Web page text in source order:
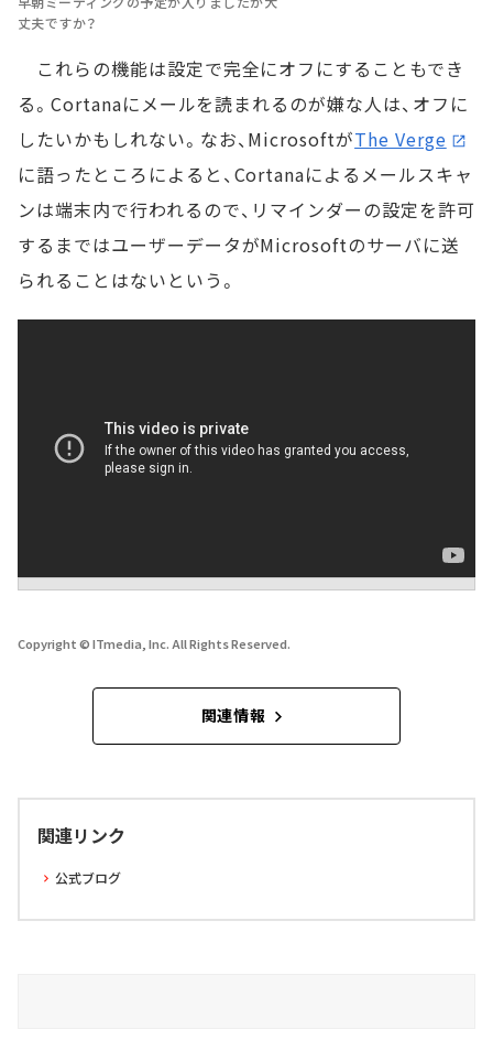
丈夫ですか？
これらの機能は設定で完全にオフにすることもでき
る。Cortanaにメールを読まれるのが嫌な人は、オフに
したいかもしれない。なお、MicrosoftがThe Verge
に語ったところによると、Cortanaによるメールスキャ
ンは端末内で行われるので、リマインダーの設定を許可
するまではユーザーデータがMicrosoftのサーバに送
られることはないという。
Copyright © ITmedia, Inc. All Rights Reserved.
関連情報
関連リンク
公式ブログ